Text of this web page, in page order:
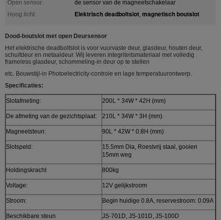
Open sensor:
de sensor van de magneetschakelaar
Hoog licht:
Elektrisch deadboltslot, magnetisch boutslot
Dood-boutslot met open Deursensor
Het elektrische deadboltslot is voor vuurvaste deur, glasdeur, houten deur,
schuifdeur en metaaldeur. Wij leveren integriteitsmateriaal met volledig
frameless glasdeur, schommeling-in deur op te stellen
etc. Bouwstijl-in Photoelectricity-controle en lage temperatuurontwerp.
Specificaties:
Slotafmeting: 200L * 34W * 42H (mm)
De afmeting van de gezichtsplaat: 210L * 34W * 3H (mm)
Magneetsteun: 90L * 42W * 0.8H (mm)
Slotspeld:
15.5mm Dia, Roestvrij staal, gooien
15mm weg
Holdingskracht 800kg
Voltage: 12V gelijkstroom
Stroom: Begin huidige 0.8A, reservestroom: 0.09A
Beschikbare steun JS-701D, JS-101D, JS-100D